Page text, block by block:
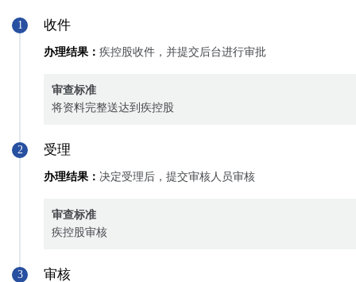
1 收件
办理结果： 疾控股收件，并提交后台进行审批
审查标准
将资料完整送达到疾控股
2 受理
办理结果： 决定受理后，提交审核人员审核
审查标准
疾控股审核
3 审核